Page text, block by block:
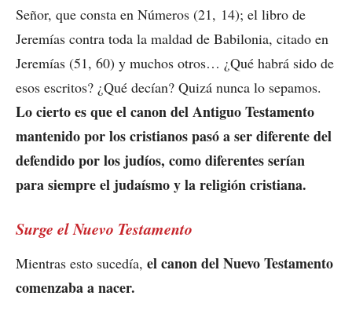
Señor, que consta en Números (21, 14); el libro de
Jeremías contra toda la maldad de Babilonia, citado en
Jeremías (51, 60) y muchos otros… ¿Qué habrá sido de
esos escritos? ¿Qué decían? Quizá nunca lo sepamos.
Lo cierto es que el canon del Antiguo Testamento
mantenido por los cristianos pasó a ser diferente del
defendido por los judíos, como diferentes serían
para siempre el judaísmo y la religión cristiana.
Surge el Nuevo Testamento
Mientras esto sucedía, el canon del Nuevo Testamento
comenzaba a nacer.